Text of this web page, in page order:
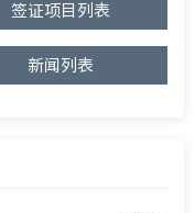
签证项目列表
新闻列表